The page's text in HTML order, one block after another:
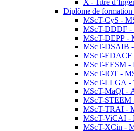
X - Titre
Diplôme de
MScT-CyS -
MScT-DDDF -
MScT-DEPP -
MScT-DSAIB -
MScT-EDACF
MScT-EESM -
MScT-IOT -
MScT-LLGA -
MScT-MaQI -
MScT-STEEM
MScT-TRAI -
MScT-ViCAI -
MScT-XCin -